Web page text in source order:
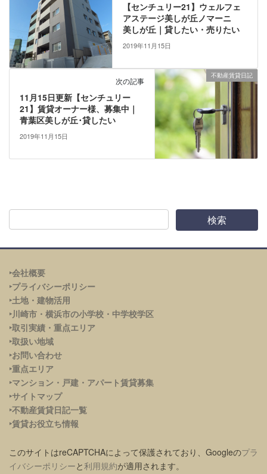
【センチュリー21】ウェルフェ
アステージ美しが丘ノマーニ
美しが丘｜貸したい・売りたい
2019年11月15日
不動産賃貸日記
次の記事
11月15日更新【センチュリー
21】賃貸オーナー様、募集中｜
青葉区美しが丘･貸したい
2019年11月15日
‣会社概要
‣プライバシーポリシー
‣土地・建物活用
‣川崎市・横浜市の小学校・中学校学区
‣取引実績・重点エリア
‣取扱い地域
‣お問い合わせ
‣重点エリア
‣マンション・戸建・アパート賃貸募集
‣サイトマップ
‣不動産賃貸日記一覧
‣賃貸お役立ち情報
このサイトはreCAPTCHAによって保護されており、Googleのプラ
イバシーポリシーと利用規約が適用されます。